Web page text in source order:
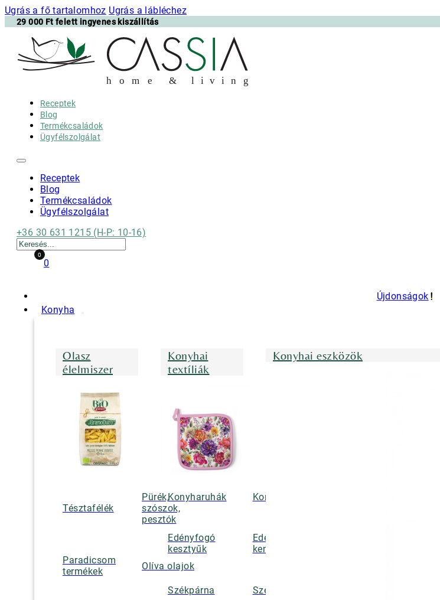
Ugrás a fő tartalomhoz Ugrás a lábléchez
29 000 Ft felett ingyenes kiszállítás
h o m e & l i v i n g
Receptek
Blog
Termékcsaládok
Ügyfélszolgálat
Receptek
Blog
Termékcsaládok
Ügyfélszolgálat
+36 30 631 1215 (H-P: 10-16)
Keresés
0
0
Újdonságok
Konyha
Olasz
élelmiszer
Tésztafélék
Pürék,
szószok,
pesztók
Paradicsom
termékek
Olíva olajok
Konyhai
textíliák
Konyharuhák Konyhai kötények
Edényfogó
kesztyűk
Edényalátétek,
kenyérkosarak
Székpárna Szettek
Konyhai eszközök